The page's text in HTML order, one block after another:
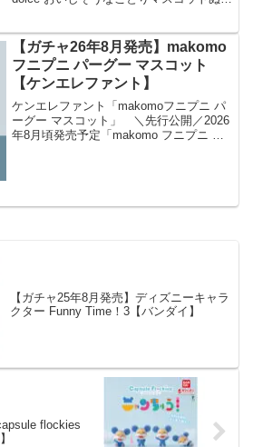
うなこと...
【ガチャ26年8月発売】makomo
フニプニ パーグー マスコット
【ケンエレファント】
ケンエレファント「makomoフニプニ パ
ーグー マスコット」 ＼先行公開／2026
年8月頃発売予定「makomo フニプニ パ
【ガチャ25年8月発売】ディズニーキャラ
クター Funny Time！3【バンダイ】
flockies